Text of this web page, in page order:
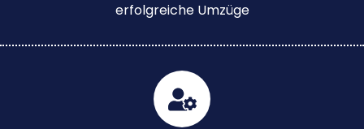
erfolgreiche Umzüge